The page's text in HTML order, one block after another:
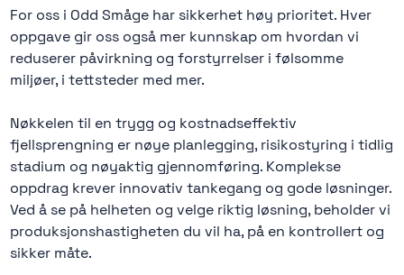
For oss i Odd Småge har sikkerhet høy prioritet. Hver
oppgave gir oss også mer kunnskap om hvordan vi
reduserer påvirkning og forstyrrelser i følsomme
miljøer, i tettsteder med mer.
Nøkkelen til en trygg og kostnadseffektiv
fjellsprengning er nøye planlegging, risikostyring i tidlig
stadium og nøyaktig gjennomføring. Komplekse
oppdrag krever innovativ tankegang og gode løsninger.
Ved å se på helheten og velge riktig løsning, beholder vi
produksjonshastigheten du vil ha, på en kontrollert og
sikker måte.